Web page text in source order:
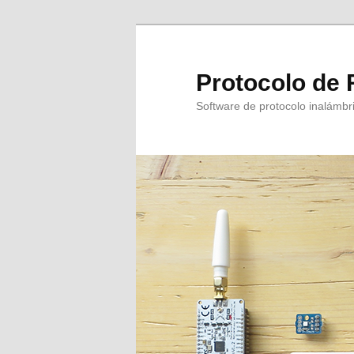
Protocolo de
Software de protocolo